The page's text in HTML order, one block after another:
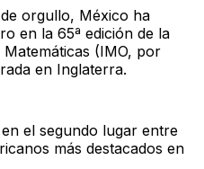
orgullo, México ha
en la 65ª edición de la
(IMO, por
en Inglaterra.
el segundo lugar entre
más destacados en